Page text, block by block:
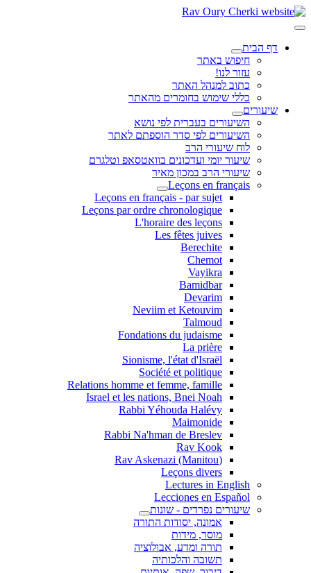
דף הבית
חיפוש באתר
עזור לנו!
כתוב למנהל האתר
כללי שימוש בחומרים מהאתר
שיעורים
השיעורים בעברית לפי נושא
השיעורים לפי סדר הוספתם לאתר
לוח שיעורי הרב
שיעור יומי ועדכונים בוואטסאפ וטלגרם
שיעורי הרב במכון מאיר
Leçons en français
Leçons en français - par sujet
Leçons par ordre chronologique
L'horaire des leçons
Les fêtes juives
Berechite
Chemot
Vayikra
Bamidbar
Devarim
Neviim et Ketouvim
Talmoud
Fondations du judaisme
La prière
Sionisme, l'état d'Israël
Société et politique
Relations homme et femme, famille
Israel et les nations, Bnei Noah
Rabbi Yéhouda Halévy
Maimonide
Rabbi Na'hman de Breslev
Rav Kook
(Rav Askenazi (Manitou
Leçons divers
Lectures in English
Lecciones en Español
שיעורים נפרדים - שונות
אמונה, יסודות התורה
מוסר, מידות
תורה ומדע, אבולוציה
תשובה והלכותיה